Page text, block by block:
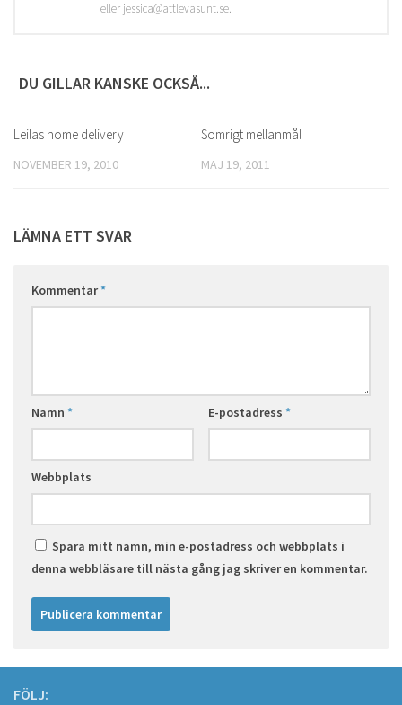
eller jessica@attlevasunt.se.
DU GILLAR KANSKE OCKSÅ...
Leilas home delivery
NOVEMBER 19, 2010
Somrigt mellanmål
MAJ 19, 2011
LÄMNA ETT SVAR
Kommentar*
Namn * E-postadress *
Webbplats
Spara mitt namn, min e-postadress och webbplats i
denna webbläsare till nästa gång jag skriver en kommentar.
FÖLJ: